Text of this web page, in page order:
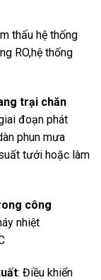
thấu hệ thống
RO,hệ thống
trại chăn
đoạn phát
phun mưa
tưới hoặc làm
công
nhiệt
: Điều khiển